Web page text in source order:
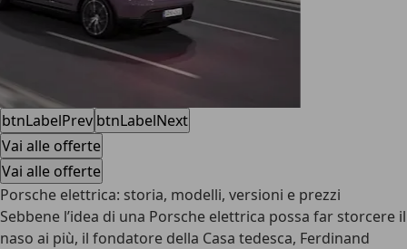
btnLabelPrev btnLabelNext
Vai alle offerte
Vai alle offerte
Porsche elettrica: storia, modelli, versioni e prezzi
Sebbene l’idea di una Porsche elettrica possa far storcere il
naso ai più, il fondatore della Casa tedesca, Ferdinand